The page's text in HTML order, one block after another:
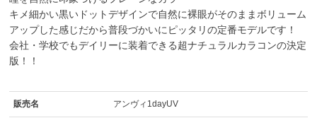
キメ細かい黒いドットデザインで自然に裸眼がそのままボリューム
アップした感じだから普段づかいにピッタリの定番モデルです！
会社・学校でもデイリーに装着できる超ナチュラルカラコンの決定
版！！
販売名 アンヴィ1dayUV